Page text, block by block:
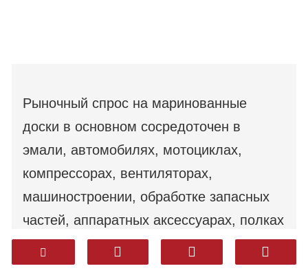
Рыночный спрос на маринованные
доски в основном сосредоточен в
эмали, автомобилях, мотоциклах,
компрессорах, вентиляторах,
машиностроении, обработке запасных
частей, аппаратных аксессуарах, полках
и т. Д. С развитием технологий
травильные доски в настоящее время